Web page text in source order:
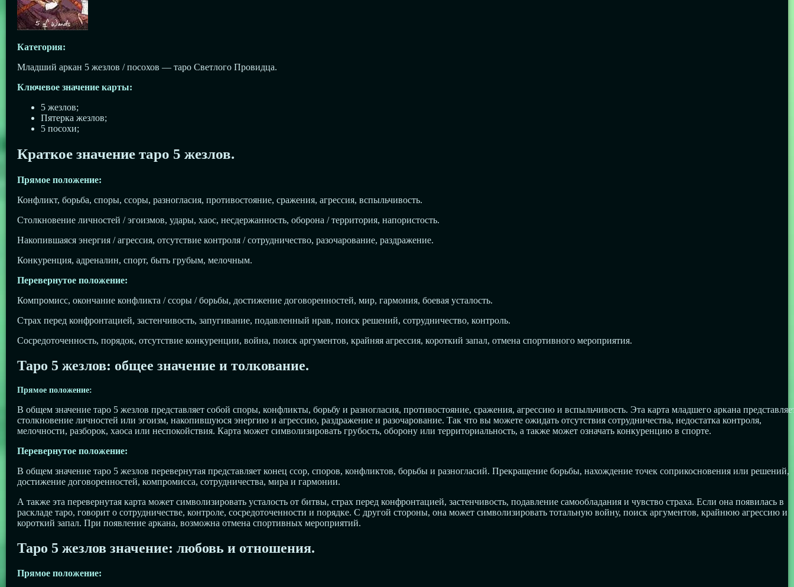
Категория:
Младший аркан 5 жезлов / посохов — таро Светлого Провидца.
Ключевое значение карты:
5 жезлов;
Пятерка жезлов;
5 посохи;
Краткое значение таро 5 жезлов.
Прямое положение:
Конфликт, борьба, споры, ссоры, разногласия, противостояние, сражения, агрессия, вспыльчивость.
Столкновение личностей / эгоизмов, удары, хаос, несдержанность, оборона / территория, напористость.
Накопившаяся энергия / агрессия, отсутствие контроля / сотрудничество, разочарование, раздражение.
Конкуренция, адреналин, спорт, быть грубым, мелочным.
Перевернутое положение:
Компромисс, окончание конфликта / ссоры / борьбы, достижение договоренностей, мир, гармония, боевая усталость.
Страх перед конфронтацией, застенчивость, запугивание, подавленный нрав, поиск решений, сотрудничество, контроль.
Сосредоточенность, порядок, отсутствие конкуренции, война, поиск аргументов, крайняя агрессия, короткий запал, отмена спортивного мероприятия.
Таро 5 жезлов: общее значение и толкование.
Прямое положение:
В общем значение таро 5 жезлов представляет собой споры, конфликты, борьбу и разногласия, противостояние, сражения, агрессию и вспыльчивость. Эта карта младшего аркана
столкновение личностей или эгоизм, накопившуюся энергию и агрессию, раздражение и разочарование. Так что вы можете ожидать отсутствия сотрудничества, недостатка контроля,
мелочности, разборок, хаоса или неспокойствия. Карта может символизировать грубость, оборону или территориальность, а также может означать конкуренцию в спорте.
Перевернутое положение:
В общем значение таро 5 жезлов перевернутая представляет конец ссор, споров, конфликтов, борьбы и разногласий. Прекращение борьбы, нахождение точек соприкосновения или решений,
достижение договоренностей, компромисса, сотрудничества, мира и гармонии.
А также эта перевернутая карта может символизировать усталость от битвы, страх перед конфронтацией, застенчивость, подавление самообладания и чувство страха. Если она появилась в
раскладе таро, говорит о сотрудничестве, контроле, сосредоточенности и порядке. С другой стороны, она может символизировать тотальную войну, поиск аргументов, крайнюю агрессию и
короткий запал. При появление аркана, возможна отмена спортивных мероприятий.
Таро 5 жезлов значение: любовь и отношения.
Прямое положение: